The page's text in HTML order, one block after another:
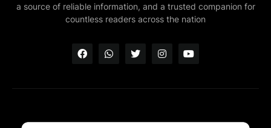
a source of reliable information, and a trusted companion for
countless readers across the nation